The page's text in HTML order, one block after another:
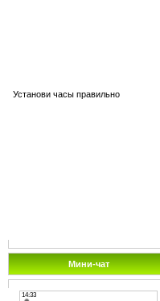
Установи часы правильно
Мини-чат